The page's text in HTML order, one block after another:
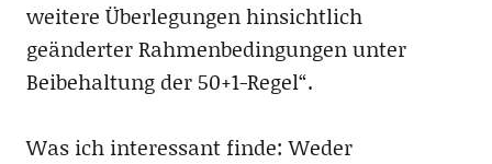
weitere Überlegungen hinsichtlich
geänderter Rahmenbedingungen unter
Beibehaltung der 50+1-Regel“.
Was ich interessant finde: Weder